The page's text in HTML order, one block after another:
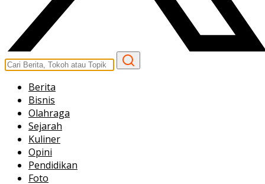
Berita
Bisnis
Olahraga
Sejarah
Kuliner
Opini
Pendidikan
Foto